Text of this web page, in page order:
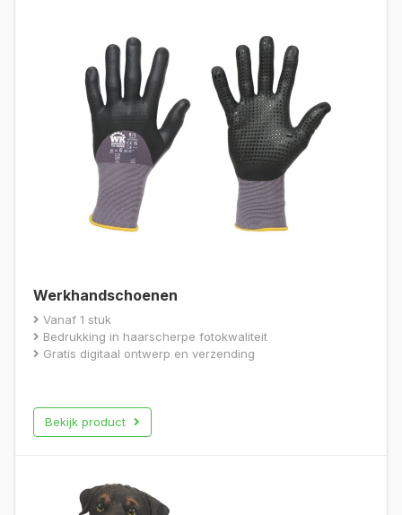
Werkhandschoenen
Vanaf 1 stuk
Bedrukking in haarscherpe fotokwaliteit
Gratis digitaal ontwerp en verzending
Bekijk product